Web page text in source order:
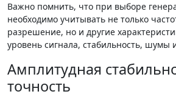
Важно помнить, что при выборе
необходимо учитывать не только
разрешение, но и другие
уровень сигнала, стабильность, шумы
Амплитудная
точность